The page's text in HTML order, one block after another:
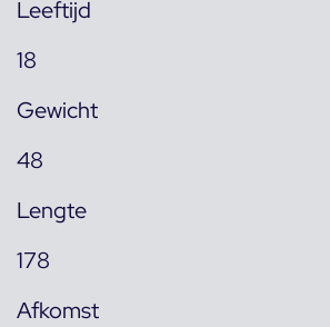
Leeftijd
18
Gewicht
48
Lengte
178
Afkomst